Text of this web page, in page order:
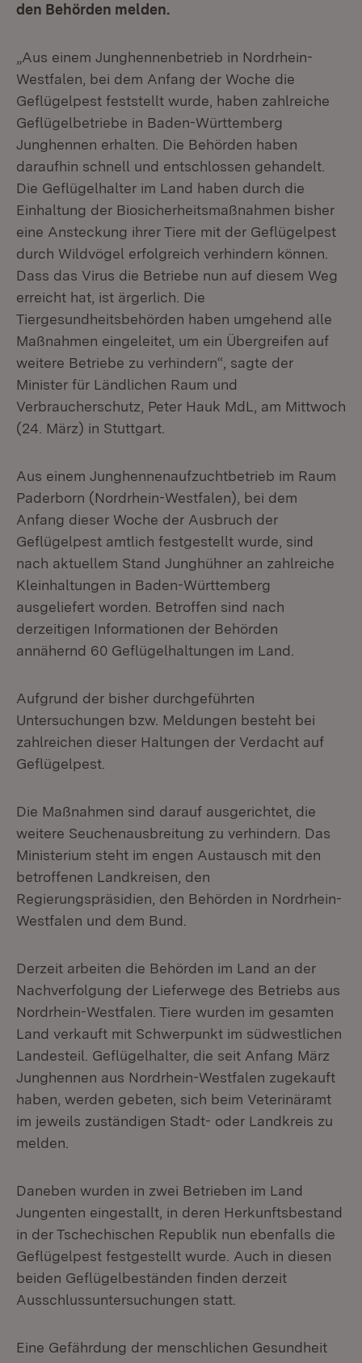
den Behörden melden.
„Aus einem Junghennenbetrieb in Nordrhein-
Westfalen, bei dem Anfang der Woche die
Geflügelpest feststellt wurde, haben zahlreiche
Geflügelbetriebe in Baden-Württemberg
Junghennen erhalten. Die Behörden haben
daraufhin schnell und entschlossen gehandelt.
Die Geflügelhalter im Land haben durch die
Einhaltung der Biosicherheitsmaßnahmen bisher
eine Ansteckung ihrer Tiere mit der Geflügelpest
durch Wildvögel erfolgreich verhindern können.
Dass das Virus die Betriebe nun auf diesem Weg
erreicht hat, ist ärgerlich. Die
Tiergesundheitsbehörden haben umgehend alle
Maßnahmen eingeleitet, um ein Übergreifen auf
weitere Betriebe zu verhindern“, sagte der
Minister für Ländlichen Raum und
Verbraucherschutz, Peter Hauk MdL, am Mittwoch
(24. März) in Stuttgart.
Aus einem Junghennenaufzuchtbetrieb im Raum
Paderborn (Nordrhein-Westfalen), bei dem
Anfang dieser Woche der Ausbruch der
Geflügelpest amtlich festgestellt wurde, sind
nach aktuellem Stand Junghühner an zahlreiche
Kleinhaltungen in Baden-Württemberg
ausgeliefert worden. Betroffen sind nach
derzeitigen Informationen der Behörden
annähernd 60 Geflügelhaltungen im Land.
Aufgrund der bisher durchgeführten
Untersuchungen bzw. Meldungen besteht bei
zahlreichen dieser Haltungen der Verdacht auf
Geflügelpest.
Die Maßnahmen sind darauf ausgerichtet, die
weitere Seuchenausbreitung zu verhindern. Das
Ministerium steht im engen Austausch mit den
betroffenen Landkreisen, den
Regierungspräsidien, den Behörden in Nordrhein-
Westfalen und dem Bund.
Derzeit arbeiten die Behörden im Land an der
Nachverfolgung der Lieferwege des Betriebs aus
Nordrhein-Westfalen. Tiere wurden im gesamten
Land verkauft mit Schwerpunkt im südwestlichen
Landesteil. Geflügelhalter, die seit Anfang März
Junghennen aus Nordrhein-Westfalen zugekauft
haben, werden gebeten, sich beim Veterinäramt
im jeweils zuständigen Stadt- oder Landkreis zu
melden.
Daneben wurden in zwei Betrieben im Land
Jungenten eingestallt, in deren Herkunftsbestand
in der Tschechischen Republik nun ebenfalls die
Geflügelpest festgestellt wurde. Auch in diesen
beiden Geflügelbeständen finden derzeit
Ausschlussuntersuchungen statt.
Eine Gefährdung der menschlichen Gesundheit